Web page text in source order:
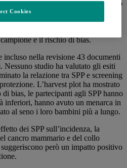
rispetto a donne che non partecipano
hanno selezionato i lavori,
i dati e vagliato il rischio di bias. Un
inclusi e mostra la direzione
e il rischio di bias.
incluso nella revisione 43 documenti
Nessuno studio ha valutato gli esiti
la relazione tra SPP e screening
L’harvest plot ha mostrato
bias, le partecipanti agli SPP hanno
inferiori, hanno avuto un menarca in
al seno i loro bambini più a lungo.
dei SPP sull’incidenza, la
cancro mammario e del collo
però un impatto positivo
Cookies